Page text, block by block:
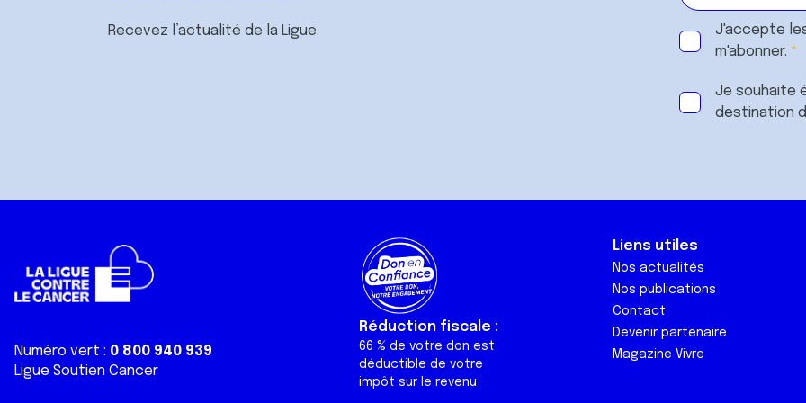
Recevez l’actualité de la Ligue. J'accepte
m'abonner.
Je souhaite
destination
Numéro vert : 0 800 940 939
Ligue Soutien Cancer
Réduction fiscale :
66 % de votre don est
déductible de votre
impôt sur le revenu
Liens utiles
Nos actualités
Nos publications
Contact
Devenir partenaire
Magazine Vivre